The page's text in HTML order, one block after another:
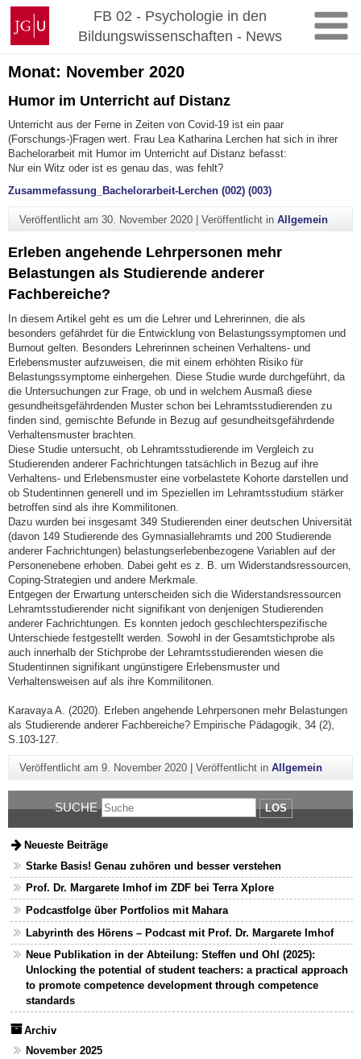
Zum
Inhalt
springen
Johannes
Gutenberg-
Universität
Mainz
FB 02 - Psychologie in den
Bildungswissenschaften - News
Monat: November 2020
Humor im Unterricht auf Distanz
Unterricht aus der Ferne in Zeiten von Covid-19 ist ein paar
(Forschungs-)Fragen wert. Frau Lea Katharina Lerchen hat sich in ihrer
Bachelorarbeit mit Humor im Unterricht auf Distanz befasst:
Nur ein Witz oder ist es genau das, was fehlt?
Zusammefassung_Bachelorarbeit-Lerchen (002) (003)
Veröffentlicht am 30. November 2020| Veröffentlicht in Allgemein
Erleben angehende Lehrpersonen mehr
Belastungen als Studierende anderer
Fachbereiche?
In diesem Artikel geht es um die Lehrer und Lehrerinnen, die als
besonders gefährdet für die Entwicklung von Belastungssymptomen und
Burnout gelten. Besonders Lehrerinnen scheinen Verhaltens- und
Erlebensmuster aufzuweisen, die mit einem erhöhten Risiko für
Belastungssymptome einhergehen. Diese Studie wurde durchgeführt, da
die Untersuchungen zur Frage, ob und in welchem Ausmaß diese
gesundheitsgefährdenden Muster schon bei Lehramtsstudierenden zu
finden sind, gemischte Befunde in Bezug auf gesundheitsgefährdende
Verhaltensmuster brachten.
Diese Studie untersucht, ob Lehramtsstudierende im Vergleich zu
Studierenden anderer Fachrichtungen tatsächlich in Bezug auf ihre
Verhaltens- und Erlebensmuster eine vorbelastete Kohorte darstellen und
ob Studentinnen generell und im Speziellen im Lehramtsstudium stärker
betroffen sind als ihre Kommilitonen.
Dazu wurden bei insgesamt 349 Studierenden einer deutschen Universität
(davon 149 Studierende des Gymnasiallehramts und 200 Studierende
anderer Fachrichtungen) belastungserlebenbezogene Variablen auf der
Personenebene erhoben. Dabei geht es z. B. um Widerstandsressourcen,
Coping-Strategien und andere Merkmale.
Entgegen der Erwartung unterscheiden sich die Widerstandsressourcen
Lehramtsstudierender nicht signifikant von denjenigen Studierenden
anderer Fachrichtungen. Es konnten jedoch geschlechterspezifische
Unterschiede festgestellt werden. Sowohl in der Gesamtstichprobe als
auch innerhalb der Stichprobe der Lehramtsstudierenden wiesen die
Studentinnen signifikant ungünstigere Erlebensmuster und
Verhaltensweisen auf als ihre Kommilitonen.
Karavaya A. (2020). Erleben angehende Lehrpersonen mehr Belastungen
als Studierende anderer Fachbereiche? Empirische Pädagogik, 34 (2),
S.103-127.
Veröffentlicht am 9. November 2020| Veröffentlicht in Allgemein
SUCHE LOS
Neueste Beiträge
Starke Basis! Genau zuhören und besser verstehen
Prof. Dr. Margarete Imhof im ZDF bei Terra Xplore
Podcastfolge über Portfolios mit Mahara
Labyrinth des Hörens – Podcast mit Prof. Dr. Margarete Imhof
Neue Publikation in der Abteilung: Steffen und Ohl (2025):
Unlocking the potential of student teachers: a practical approach
to promote competence development through competence
standards
Archiv
November 2025